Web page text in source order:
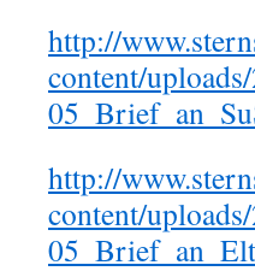
http://
content/
http://
content/